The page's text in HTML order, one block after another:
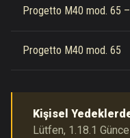
Progetto M40 mod. 65 –
Progetto M40 mod. 65
Kişisel
Lütfen, 1.18.1